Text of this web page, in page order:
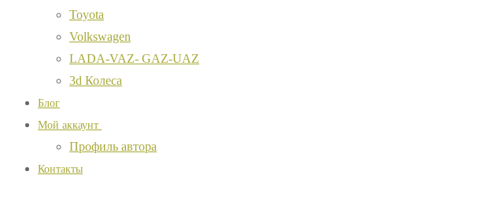
Toyota
Volkswagen
LADA-VAZ- GAZ-UAZ
3d Колеса
Блог
Мой аккаунт
Профиль автора
Контакты